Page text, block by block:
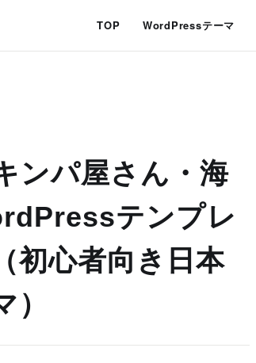
TOP WordPressテーマ
ンパ屋さん・海
テンプレ
初心者向き日本